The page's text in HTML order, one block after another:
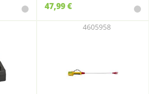
47,99 €
4605958